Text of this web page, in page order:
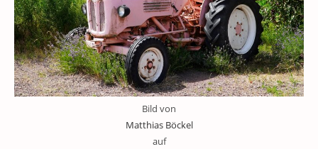
Bild von
Matthias Böckel
auf